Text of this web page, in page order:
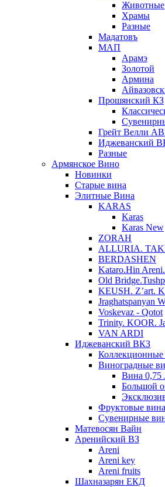
Животные
Храмы
Разные
Мадатовъ
МАП
Арамэ
Золотой
Армина
Прошянский КЗ
Грейт Велли
Иджеванский
Разные
Армянское Вино
Новинки
Старые вина
Элитные Вина
KARAS
Karas
Karas New
ZORAH
ALLURIA.
BERDASHEN
Kataro.Hin
Old
KEUSH. Z’art.
Jraghatspanyan
Voskevaz - Qotot
Trinity. KOOR.
VAN ARDI
Иджеванский ВКЗ
Коллекционные
Виноградные
Вина 0,75
Большой
Фруктовые вина
Cувенирные
Матевосян Вайн
Аренийский ВЗ
Areni
Areni key
Areni fruits
Шахназарян ЕКД